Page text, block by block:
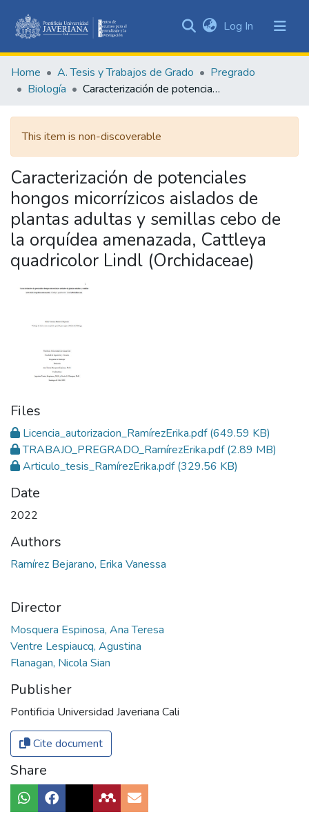
&
Collections
Statistics
Log In (current)
Home A. Tesis y Trabajos de Grado
Pregrado
Biología
Caracterización de potenciales hongos micorrízicos aislados de plantas adultas y semillas cebo de la orquídea amenazada, Cattleya quadricolor Lindl (Orchidaceae)
This item is non-discoverable
Caracterización de potenciales
hongos micorrízicos aislados de
plantas adultas y semillas cebo de
la orquídea amenazada, Cattleya
quadricolor Lindl (Orchidaceae)
Files
Licencia_autorizacion_RamírezErika.pdf(649.59 KB)
TRABAJO_PREGRADO_RamírezErika.pdf(2.89 MB)
Articulo_tesis_RamírezErika.pdf(329.56 KB)
Date
2022
Authors
Ramírez Bejarano, Erika Vanessa
Director
Mosquera Espinosa, Ana Teresa
Ventre Lespiaucq, Agustina
Flanagan, Nicola Sian
Publisher
Pontificia Universidad Javeriana Cali
Cite document
Share